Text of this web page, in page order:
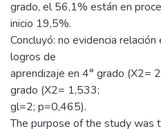
grado, el 56,1% están en
inicio 19,5%.
Concluyó: no evidencia
logros de
aprendizaje en 4° grado (X2=
grado (X2= 1,533;
gl=2; p=0,465).
The purpose of the study was